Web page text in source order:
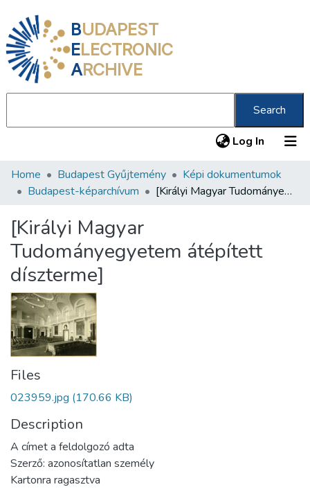
BUDAPEST
ELECTRONIC
ARCHIVE
Search
Log In (current)
Communities & Collections
Statistics
About us
Home Budapest Gyűjtemény
Képi dokumentumok
Budapest-képarchívum
[Királyi Magyar Tudományegyetem átépített díszterme]
[Királyi Magyar
Tudományegyetem átépített
díszterme]
Files
023959.jpg (170.66 KB)
Description
A címet a feldolgozó adta
Szerző: azonosítatlan személy
Kartonra ragasztva